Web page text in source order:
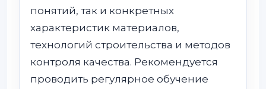
понятий, так и конкретных
характеристик материалов,
технологий строительства и методов
контроля качества. Рекомендуется
проводить регулярное обучение